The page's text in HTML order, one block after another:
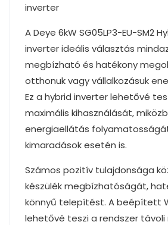
inverter
A Deye 6kW SG05LP3-EU-SM2
inverter ideális választás
megbízható és hatékony
otthonuk vagy vállalkozásuk
Ez a hybrid inverter lehetővé
maximális kihasználását,
energiaellátás
kimaradások esetén is.
Számos pozitív tulajdonsága
készülék megbízhatóságát,
könnyű telepítést. A beépített
lehetővé teszi a rendszer